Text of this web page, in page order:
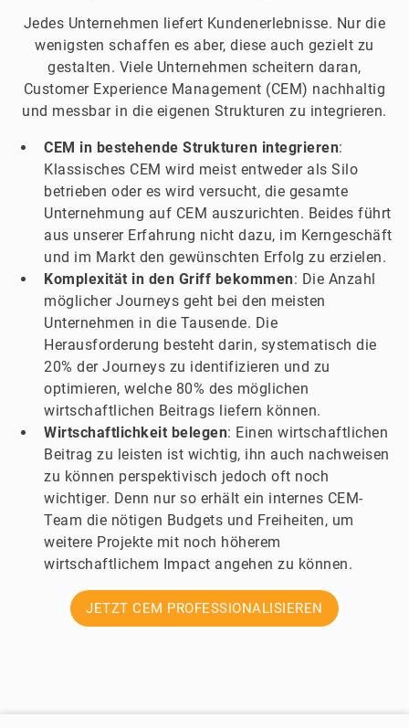
Jedes Unternehmen liefert Kundenerlebnisse. Nur die
wenigsten schaffen es aber, diese auch gezielt zu
gestalten. Viele Unternehmen scheitern daran,
Customer Experience Management (CEM) nachhaltig
und messbar in die eigenen Strukturen zu integrieren.
CEM in bestehende Strukturen integrieren:
Klassisches CEM wird meist entweder als Silo
betrieben oder es wird versucht, die gesamte
Unternehmung auf CEM auszurichten. Beides führt
aus unserer Erfahrung nicht dazu, im Kerngeschäft
und im Markt den gewünschten Erfolg zu erzielen.
Komplexität in den Griff bekommen: Die Anzahl
möglicher Journeys geht bei den meisten
Unternehmen in die Tausende. Die
Herausforderung besteht darin, systematisch die
20% der Journeys zu identifizieren und zu
optimieren, welche 80% des möglichen
wirtschaftlichen Beitrags liefern können.
Wirtschaftlichkeit belegen: Einen wirtschaftlichen
Beitrag zu leisten ist wichtig, ihn auch nachweisen
zu können perspektivisch jedoch oft noch
wichtiger. Denn nur so erhält ein internes CEM-
Team die nötigen Budgets und Freiheiten, um
weitere Projekte mit noch höherem
wirtschaftlichem Impact angehen zu können.
JETZT CEM PROFESSIONALISIEREN